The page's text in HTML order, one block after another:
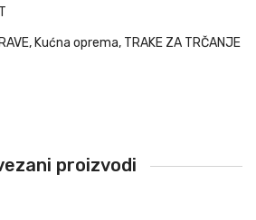
,Kućna oprema, TRAKE ZA TRČANJE
proizvodi